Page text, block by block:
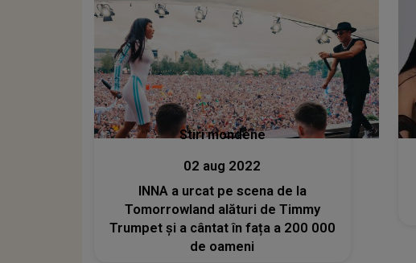
Stiri mondene
02 aug 2022
INNA a urcat pe scena de la
Tomorrowland alături de Timmy
Trumpet și a cântat în fața a 200 000
de oameni